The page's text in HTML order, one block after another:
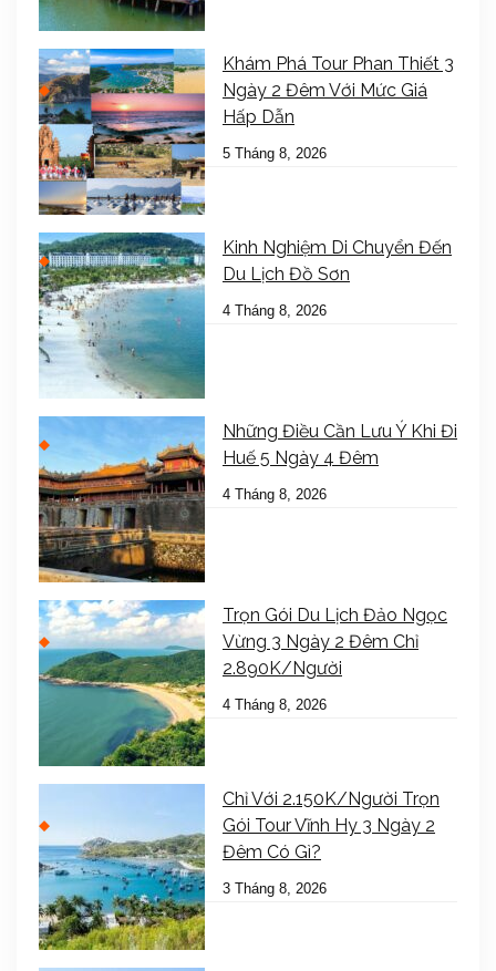
Khám Phá Tour Phan Thiết 3
Ngày 2 Đêm Với Mức Giá
Hấp Dẫn
5 Tháng 8, 2026
Kinh Nghiệm Di Chuyển Đến
Du Lịch Đồ Sơn
4 Tháng 8, 2026
Những Điều Cần Lưu Ý Khi Đi
Huế 5 Ngày 4 Đêm
4 Tháng 8, 2026
Trọn Gói Du Lịch Đảo Ngọc
Vừng 3 Ngày 2 Đêm Chỉ
2.890K/Người
4 Tháng 8, 2026
Chỉ Với 2.150K/Người Trọn
Gói Tour Vĩnh Hy 3 Ngày 2
Đêm Có Gì?
3 Tháng 8, 2026